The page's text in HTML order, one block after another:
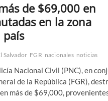
de $69,000 en
en la zona
Salvador FGR nacionales noticias
Nacional Civil (PNC), en
de la República (FGR),
más de $69,000,